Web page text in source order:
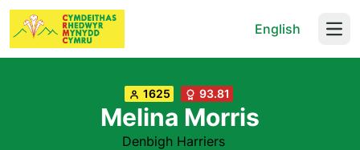
English
1625 93.81
Melina Morris
Denbigh Harriers